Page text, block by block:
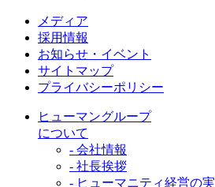
メディア
採用情報
お知らせ・イベント
サイトマップ
プライバシーポリシー
ヒューマングループ
について
- 会社情報
- 社長挨拶
- ヒューマニティ経営の